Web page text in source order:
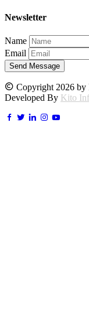
Newsletter
Name
Email
Send Message
Copyright 2026 by
Developed By Kito